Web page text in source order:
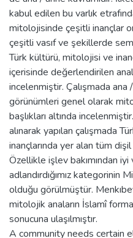
kabul edilen bu varlık
mitolojisinde çeşitli inançlar
çeşitli vasıf ve şekillerde
Türk kültürü, mitolojisi ve
içerisinde değerlendirilen
incelenmiştir. Çalışmada ana
görünümleri genel olarak
başlıkları altında
alınarak yapılan çalışmada
inançlarında yer alan tüm
Özellikle işlev bakımından
adlandırdığımız kategorinin
olduğu görülmüştür.
mitolojik anaların İslamî
sonucuna ulaşılmıştır.
A community needs certain